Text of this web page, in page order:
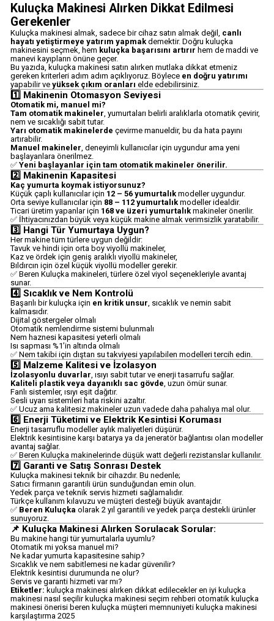
Kuluçka Makinesi Alırken Dikkat Edilmesi
Gerekenler
Kuluçka makinesi almak, sadece bir cihaz satın almak değil, canlı
hayatı yetiştirmeye yatırım yapmakdemektir. Doğru kuluçka
makinesini seçmek, hem kuluçka başarısını artırır hem de maddi ve
manevi kayıpların önüne geçer.
Bu yazıda, kuluçka makinesi satın alırken mutlaka dikkat etmeniz
gereken kriterleri adım adım açıklıyoruz. Böylece en doğru yatırımı
yapabilir ve yüksek çıkım oranları elde edebilirsiniz.
1️⃣ Makinenin Otomasyon Seviyesi
Otomatik mi, manuel mi?
Tam otomatik makineler , yumurtaları belirli aralıklarla otomatik çevirir,
nem ve sıcaklığı sabit tutar.
Yarı otomatik makinelerde çevirme manueldir, bu da hata payını
artırabilir.
Manuel makineler , deneyimli kullanıcılar için uygundur ama yeni
başlayanlara önerilmez.
✅ Yeni başlayanlar için tam otomatik makineler önerilir.
2️⃣ Makinenin Kapasitesi
Kaç yumurta koymak istiyorsunuz?
Küçük çaplı kullanıcılar için 12 – 56 yumurtalıkmodeller uygundur.
Orta seviye kullanıcılar için 88 – 112 yumurtalıkmodeller idealdir.
Ticari üretim yapanlar için 168 ve üzeri yumurtalıkmakineler önerilir.
✅ İhtiyacınızdan büyük veya küçük makine almak verimsizlik yaratabilir.
3️⃣ Hangi Tür Yumurtaya Uygun?
Her makine tüm türlere uygun değildir:
Tavuk ve hindi için orta boy viyollü makineler,
Kaz ve ördek için geniş aralıklı viyollü makineler,
Bıldırcın için özel küçük viyollü modeller gerekir.
✅ Beren Kuluçka makineleri, türlere özel viyol seçenekleriyle avantaj
sunar.
4️⃣ Sıcaklık ve Nem Kontrolü
Başarılı bir kuluçka için en kritik unsur , sıcaklık ve nemin sabit
kalmasıdır.
Dijital göstergeler olmalı
Otomatik nemlendirme sistemi bulunmalı
Nem haznesi kapasitesi yeterli olmalı
Isı sapması %1’in altında olmalı
✅ Nem takibi için dıştan su takviyesi yapılabilen modelleri tercih edin.
5️⃣ Malzeme Kalitesi ve İzolasyon
İzolasyonlu duvarlar , ısıyı sabit tutar ve enerji tasarrufu sağlar.
Kaliteli plastik veya dayanıklı sac gövde , uzun ömür sunar.
Fanlı sistemler, ısıyı eşit dağıtır.
Sesli uyarı sistemleri hata riskini azaltır.
✅ Ucuz ama kalitesiz makineler uzun vadede daha pahalıya mal olur.
6️⃣ Enerji Tüketimi ve Elektrik Kesintisi Koruması
Enerji tasarruflu modeller aylık maliyetleri düşürür.
Elektrik kesintisine karşı batarya ya da jeneratör bağlantısı olan modeller
avantaj sağlar.
✅ Beren Kuluçka makinelerinde düşük watt değerli rezistanslar kullanılır.
7️⃣ Garanti ve Satış Sonrası Destek
Kuluçka makinesi teknik bir cihazdır. Bu nedenle;
Satıcı firmanın garantili ürün sunduğundan emin olun.
Yedek parça ve teknik servis hizmeti sağlamalıdır.
Türkçe kullanım kılavuzu ve müşteri desteği büyük avantajdır.
✅ Beren Kuluçka olarak 2 yıl garantili ve yedek parça destekli ürünler
sunuyoruz.
📌 Kuluçka Makinesi Alırken Sorulacak Sorular:
Bu makine hangi tür yumurtalarla uyumlu?
Otomatik mi yoksa manuel mi?
Ne kadar yumurta kapasitesine sahip?
Sıcaklık ve nem sabitlemesi ne kadar güvenilir?
Elektrik kesintisi durumunda ne olur?
Servis ve garanti hizmeti var mı?
Etiketler: kuluçka makinesi alırken dikkat edilecekler en iyi kuluçka
makinesi nasıl seçilir kuluçka makinesi seçim rehberi otomatik kuluçka
makinesi önerisi beren kuluçka müşteri memnuniyeti kuluçka makinesi
karşılaştırma 2025